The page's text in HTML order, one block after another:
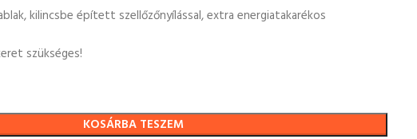
kilincsbe épített szellőzőnyílással, extra energiatakarékos
szükséges!
KOSÁRBA TESZEM